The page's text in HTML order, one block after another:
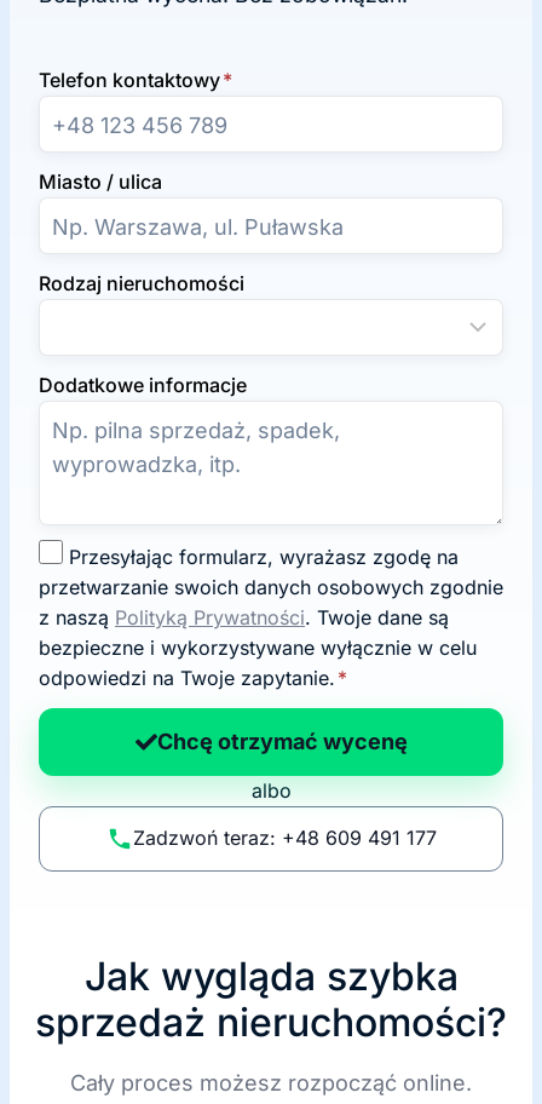
Telefon kontaktowy*
Miasto / ulica
Rodzaj nieruchomości
Dodatkowe informacje
g
o
d
a
n
p
li
t
przetwarzanie swoich danych osobowych zgodnie
z naszą Polityką Prywatności. Twoje dane są
bezpieczne i wykorzystywane wyłącznie w celu
odpowiedzi na Twoje zapytanie. *
Chcę otrzymać wycenę
albo
Zadzwoń teraz: +48 609 491 177
Jak wygląda szybka
sprzedaż nieruchomości?
Cały proces możesz rozpocząć online.